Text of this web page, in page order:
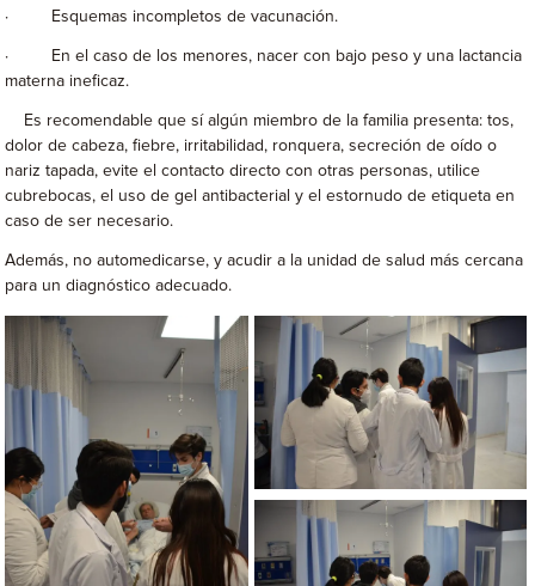
· Esquemas incompletos de vacunación.
· En el caso de los menores, nacer con bajo peso y una lactancia
materna ineficaz.
Es recomendable que sí algún miembro de la familia presenta: tos,
dolor de cabeza, fiebre, irritabilidad, ronquera, secreción de oído o
nariz tapada, evite el contacto directo con otras personas, utilice
cubrebocas, el uso de gel antibacterial y el estornudo de etiqueta en
caso de ser necesario.
Además, no automedicarse, y acudir a la unidad de salud más cercana
para un diagnóstico adecuado.